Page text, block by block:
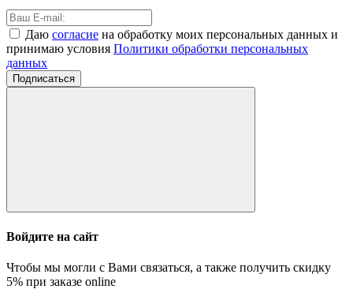
Даю согласие на обработку моих персональных данных и
принимаю условия Политики обработки персональных
данных
Подписаться
Войдите на сайт
Чтобы мы могли с Вами связаться, а также получить скидку
5% при заказе online